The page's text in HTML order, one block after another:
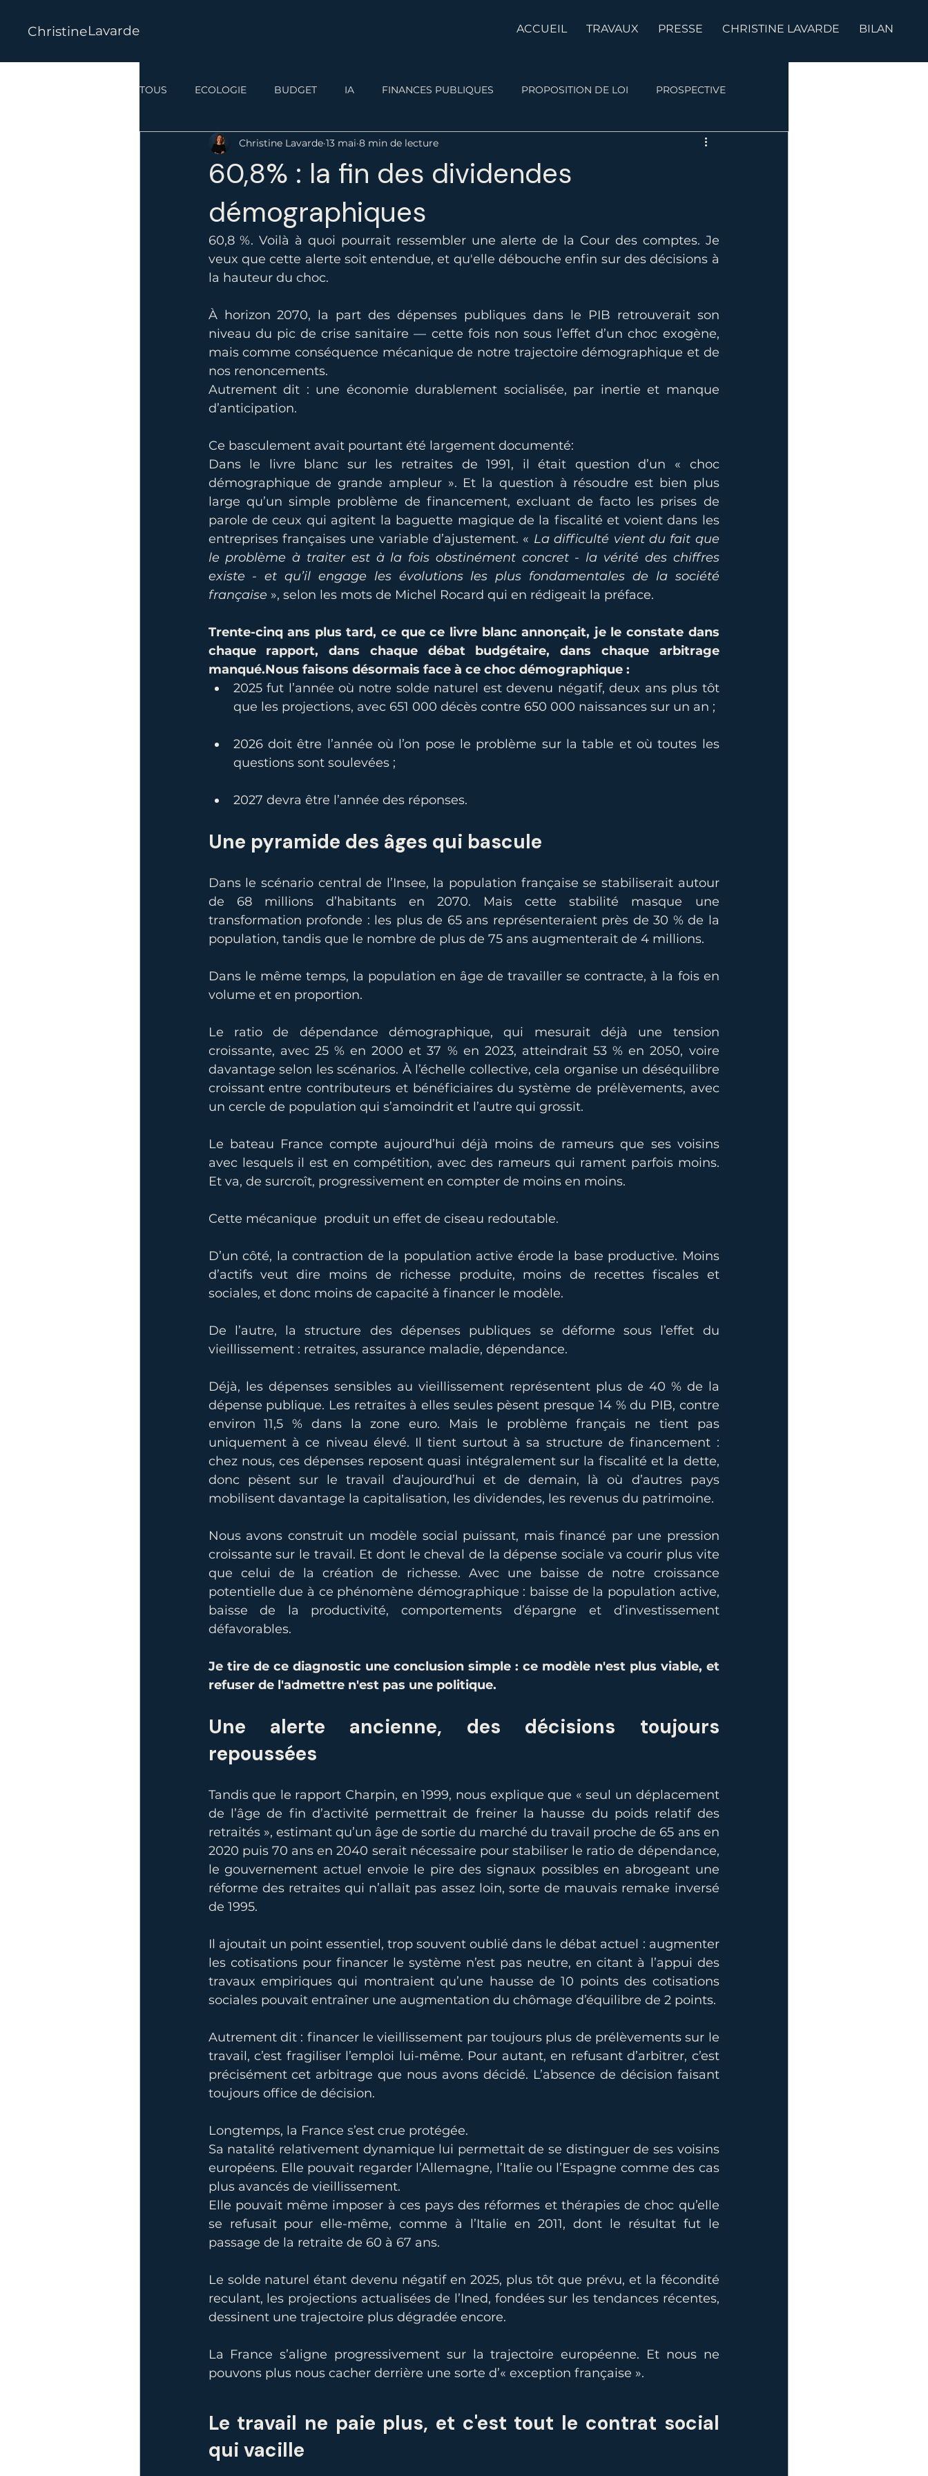
ChristineLavarde ACCUEIL TRAVAUX PRESSE CHRISTINE LAVARDE BILAN
TOUS ECOLOGIE BUDGET IA FINANCES PUBLIQUES PROPOSITION DE LOI PROSPECTIVE
60,8% : la fin des dividendes
démographiques
Christine Lavarde 13 mai 8 min de lecture
60,8 %. Voilà à quoi pourrait ressembler une alerte de la Cour des comptes. Je
veux que cette alerte soit entendue, et qu'elle débouche enfin sur des décisions à
la hauteur du choc.
À horizon 2070, la part des dépenses publiques dans le PIB retrouverait son
niveau du pic de crise sanitaire — cette fois non sous l’effet d’un choc exogène,
mais comme conséquence mécanique de notre trajectoire démographique et de
nos renoncements.
Autrement dit : une économie durablement socialisée, par inertie et manque
d’anticipation.
Ce basculement avait pourtant été largement documenté:
Dans le livre blanc sur les retraites de 1991, il était question d’un « choc
démographique de grande ampleur ». Et la question à résoudre est bien plus
large qu’un simple problème de financement, excluant de facto les prises de
parole de ceux qui agitent la baguette magique de la fiscalité et voient dans les
entreprises françaises une variable d’ajustement. « La difficulté vient du fait que
le problème à traiter est à la fois obstinément concret - la vérité des chiffres
existe - et qu’il engage les évolutions les plus fondamentales de la société
française », selon les mots de Michel Rocard qui en rédigeait la préface.
Trente-cinq ans plus tard, ce que ce livre blanc annonçait, je le constate dans
chaque rapport, dans chaque débat budgétaire, dans chaque arbitrage
manqué.Nous faisons désormais face à ce choc démographique :
2025 fut l’année où notre solde naturel est devenu négatif, deux ans plus tôt
que les projections, avec 651 000 décès contre 650 000 naissances sur un an ;
2026 doit être l’année où l’on pose le problème sur la table et où toutes les
questions sont soulevées ;
2027 devra être l’année des réponses.
Une pyramide des âges qui bascule
Dans le scénario central de l’Insee, la population française se stabiliserait autour
de 68 millions d’habitants en 2070. Mais cette stabilité masque une
transformation profonde : les plus de 65 ans représenteraient près de 30 % de la
population, tandis que le nombre de plus de 75 ans augmenterait de 4 millions.
Dans le même temps, la population en âge de travailler se contracte, à la fois en
volume et en proportion.
Le ratio de dépendance démographique, qui mesurait déjà une tension
croissante, avec 25 % en 2000 et 37 % en 2023, atteindrait 53 % en 2050, voire
davantage selon les scénarios. À l’échelle collective, cela organise un déséquilibre
croissant entre contributeurs et bénéficiaires du système de prélèvements, avec
un cercle de population qui s’amoindrit et l’autre qui grossit.
Le bateau France compte aujourd’hui déjà moins de rameurs que ses voisins
avec lesquels il est en compétition, avec des rameurs qui rament parfois moins.
Et va, de surcroît, progressivement en compter de moins en moins.
Cette mécanique  produit un effet de ciseau redoutable.
D’un côté, la contraction de la population active érode la base productive. Moins
d’actifs veut dire moins de richesse produite, moins de recettes fiscales et
sociales, et donc moins de capacité à financer le modèle.
De l’autre, la structure des dépenses publiques se déforme sous l’effet du
vieillissement : retraites, assurance maladie, dépendance.
Déjà, les dépenses sensibles au vieillissement représentent plus de 40 % de la
dépense publique. Les retraites à elles seules pèsent presque 14 % du PIB, contre
environ 11,5 % dans la zone euro. Mais le problème français ne tient pas
uniquement à ce niveau élevé. Il tient surtout à sa structure de financement :
chez nous, ces dépenses reposent quasi intégralement sur la fiscalité et la dette,
donc pèsent sur le travail d’aujourd’hui et de demain, là où d’autres pays
mobilisent davantage la capitalisation, les dividendes, les revenus du patrimoine.
Nous avons construit un modèle social puissant, mais financé par une pression
croissante sur le travail. Et dont le cheval de la dépense sociale va courir plus vite
que celui de la création de richesse. Avec une baisse de notre croissance
potentielle due à ce phénomène démographique : baisse de la population active,
baisse de la productivité, comportements d’épargne et d’investissement
défavorables.
Je tire de ce diagnostic une conclusion simple : ce modèle n'est plus viable, et
refuser de l'admettre n'est pas une politique.
Une alerte ancienne, des décisions toujours
repoussées
Tandis que le rapport Charpin, en 1999, nous explique que « seul un déplacement
de l’âge de fin d’activité permettrait de freiner la hausse du poids relatif des
retraités », estimant qu’un âge de sortie du marché du travail proche de 65 ans en
2020 puis 70 ans en 2040 serait nécessaire pour stabiliser le ratio de dépendance,
le gouvernement actuel envoie le pire des signaux possibles en abrogeant une
réforme des retraites qui n’allait pas assez loin, sorte de mauvais remake inversé
de 1995.
Il ajoutait un point essentiel, trop souvent oublié dans le débat actuel : augmenter
les cotisations pour financer le système n’est pas neutre, en citant à l’appui des
travaux empiriques qui montraient qu’une hausse de 10 points des cotisations
sociales pouvait entraîner une augmentation du chômage d’équilibre de 2 points.
Autrement dit : financer le vieillissement par toujours plus de prélèvements sur le
travail, c’est fragiliser l’emploi lui-même. Pour autant, en refusant d’arbitrer, c’est
précisément cet arbitrage que nous avons décidé. L’absence de décision faisant
toujours office de décision.
Longtemps, la France s’est crue protégée.
Sa natalité relativement dynamique lui permettait de se distinguer de ses voisins
européens. Elle pouvait regarder l’Allemagne, l’Italie ou l’Espagne comme des cas
plus avancés de vieillissement.
Elle pouvait même imposer à ces pays des réformes et thérapies de choc qu’elle
se refusait pour elle-même, comme à l’Italie en 2011, dont le résultat fut le
passage de la retraite de 60 à 67 ans.
Le solde naturel étant devenu négatif en 2025, plus tôt que prévu, et la fécondité
reculant, les projections actualisées de l’Ined, fondées sur les tendances récentes,
dessinent une trajectoire plus dégradée encore.
La France s’aligne progressivement sur la trajectoire européenne. Et nous ne
pouvons plus nous cacher derrière une sorte d’« exception française ».
Le travail ne paie plus, et c'est tout le contrat social
qui vacille